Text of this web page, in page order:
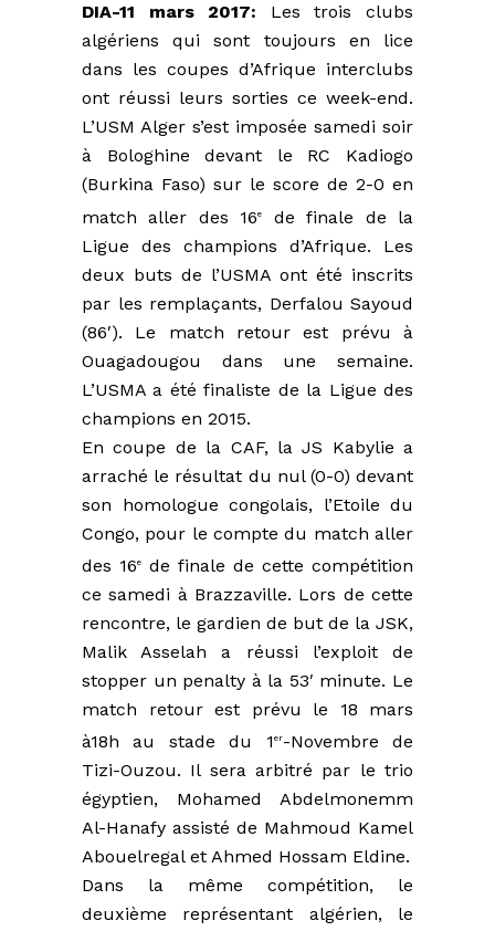
DIA-11 mars 2017: Les trois clubs
algériens qui sont toujours en lice
dans les coupes d’Afrique interclubs
ont réussi leurs sorties ce week-end.
L’USM Alger s’est imposée samedi soir
à Bologhine devant le RC Kadiogo
(Burkina Faso) sur le score de 2-0 en
match aller des 16e
de finale de la
Ligue des champions d’Afrique. Les
deux buts de l’USMA ont été inscrits
par les remplaçants, Derfalou Sayoud
(86′). Le match retour est prévu à
Ouagadougou dans une semaine.
L’USMA a été finaliste de la Ligue des
champions en 2015.
En coupe de la CAF, la JS Kabylie a
arraché le résultat du nul (0-0) devant
son homologue congolais, l’Etoile du
Congo, pour le compte du match aller
des 16e
de finale de cette compétition
ce samedi à Brazzaville. Lors de cette
rencontre, le gardien de but de la JSK,
Malik Asselah a réussi l’exploit de
stopper un penalty à la 53′ minute. Le
match retour est prévu le 18 mars
à18h au stade du 1 er-Novembre de
Tizi-Ouzou. Il sera arbitré par le trio
égyptien, Mohamed Abdelmonemm
Al-Hanafy assisté de Mahmoud Kamel
Abouelregal et Ahmed Hossam Eldine.
Dans la même compétition, le
deuxième représentant algérien, le